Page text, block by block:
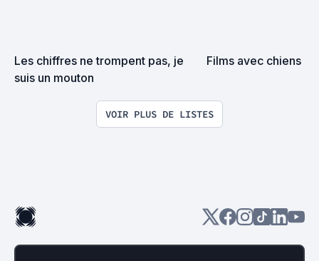
Les chiffres ne trompent pas, je
suis un mouton
Films avec chiens
VOIR PLUS DE LISTES